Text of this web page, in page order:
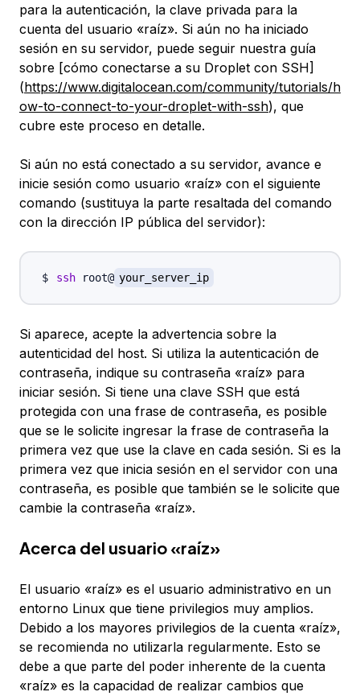
para la autenticación, la clave privada para la
cuenta del usuario «raíz». Si aún no ha iniciado
sesión en su servidor, puede seguir nuestra guía
sobre [cómo conectarse a su Droplet con SSH]
(https://www.digitalocean.com/community/tutorials/h
ow-to-connect-to-your-droplet-with-ssh), que
cubre este proceso en detalle.
Si aún no está conectado a su servidor, avance e
inicie sesión como usuario «raíz» con el siguiente
comando (sustituya la parte resaltada del comando
con la dirección IP pública del servidor):
ssh root@ your_server_ip
Si aparece, acepte la advertencia sobre la
autenticidad del host. Si utiliza la autenticación de
contraseña, indique su contraseña «raíz» para
iniciar sesión. Si tiene una clave SSH que está
protegida con una frase de contraseña, es posible
que se le solicite ingresar la frase de contraseña la
primera vez que use la clave en cada sesión. Si es la
primera vez que inicia sesión en el servidor con una
contraseña, es posible que también se le solicite que
cambie la contraseña «raíz».
Acerca del usuario «raíz»
El usuario «raíz» es el usuario administrativo en un
entorno Linux que tiene privilegios muy amplios.
Debido a los mayores privilegios de la cuenta «raíz»,
se recomienda no utilizarla regularmente. Esto se
debe a que parte del poder inherente de la cuenta
«raíz» es la capacidad de realizar cambios que